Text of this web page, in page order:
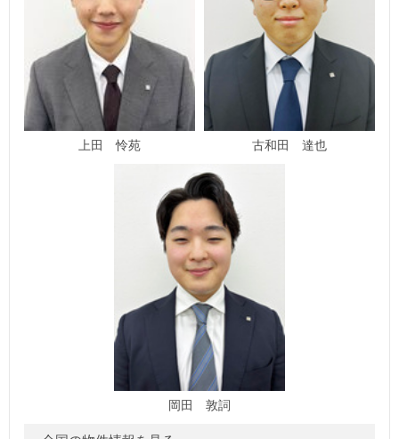
上田 怜苑 古和田 達也
岡田 敦詞